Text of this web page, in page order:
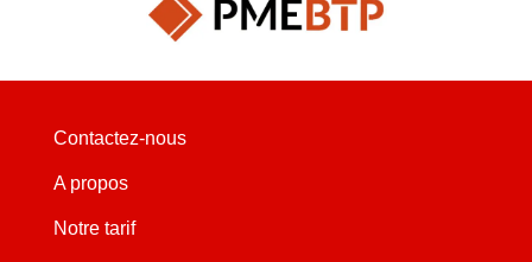
Contactez-nous
A propos
Notre tarif